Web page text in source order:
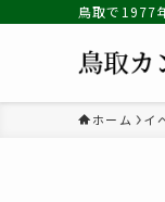
鳥取で1977
ホーム イ